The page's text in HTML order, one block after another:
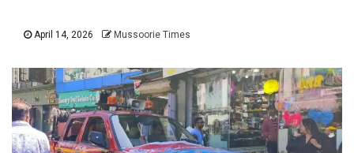
April 14, 2026 Mussoorie Times